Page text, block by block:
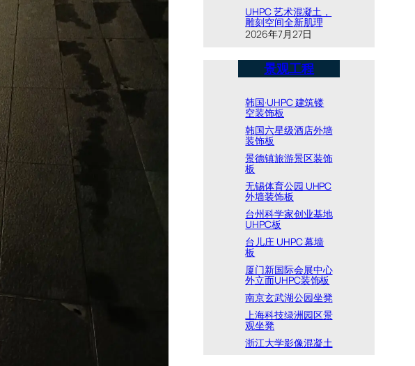
UHPC 艺术混凝土，
雕刻空间全新肌理
2026年7月27日
景观工程
韩国·UHPC 建筑镂
空装饰板
韩国六星级酒店外墙
装饰板
景德镇旅游景区装饰
板
无锡体育公园 UHPC
外墙装饰板
台州科学家创业基地
UHPC板
台儿庄 UHPC 幕墙
板
厦门新国际会展中心
外立面UHPC装饰板
南京玄武湖公园坐凳
上海科技绿洲园区景
观坐凳
浙江大学影像混凝土